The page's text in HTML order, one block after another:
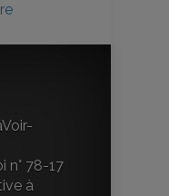
n° 78-17
à